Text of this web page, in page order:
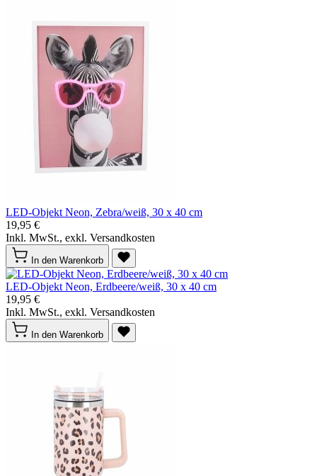
LED-Objekt Neon, Zebra/weiß, 30 x 40 cm
19,95 €
Inkl. MwSt., exkl. Versandkosten
In den Warenkorb
LED-Objekt Neon, Erdbeere/weiß, 30 x 40 cm
19,95 €
Inkl. MwSt., exkl. Versandkosten
In den Warenkorb